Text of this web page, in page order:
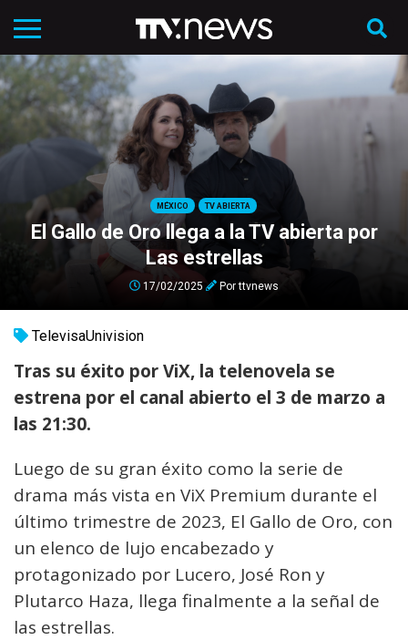
MÉXICO TV ABIERTA
El Gallo de Oro llega a la TV abierta por
Las estrellas
17/02/2025 Porttvnews
TelevisaUnivision
Tras su éxito por ViX, la telenovela se
estrena por el canal abierto el 3 de marzo a
las 21:30.
Luego de su gran éxito como la serie de
drama más vista en ViX Premium durante el
último trimestre de 2023, El Gallo de Oro, con
un elenco de lujo encabezado y
protagonizado por Lucero, José Ron y
Plutarco Haza, llega finalmente a la señal de
las estrellas.